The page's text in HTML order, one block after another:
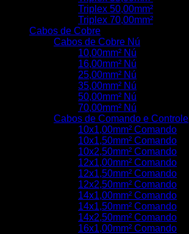
Triplex 50,00mm²
Triplex 70,00mm²
Cabos de Cobre
Cabos de Cobre Nú
10,00mm² Nú
16,00mm² Nú
25,00mm² Nú
35,00mm² Nú
50,00mm² Nú
70,00mm² Nú
Cabos de Comando e Controle
10x1,00mm² Comando
10x1,50mm² Comando
10x2,50mm² Comando
12x1,00mm² Comando
12x1,50mm² Comando
12x2,50mm² Comando
14x1,00mm² Comando
14x1,50mm² Comando
14x2,50mm² Comando
16x1,00mm² Comando